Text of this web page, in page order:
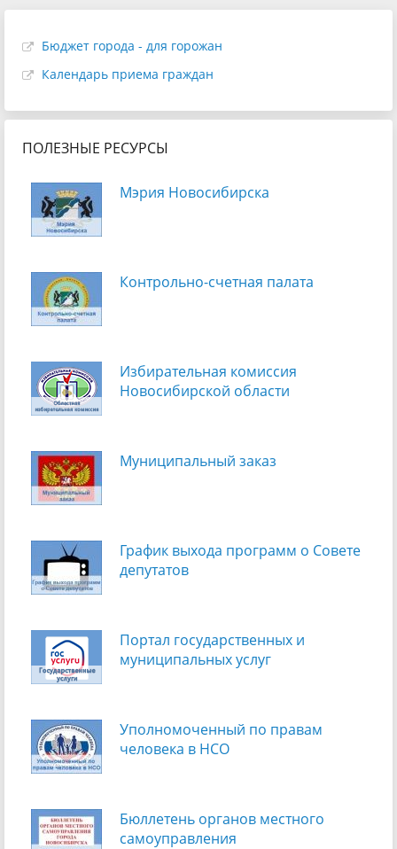
Бюджет города - для горожан
Календарь приема граждан
ПОЛЕЗНЫЕ РЕСУРСЫ
Мэрия Новосибирска
Контрольно-счетная палата
Избирательная комиссия
Новосибирской области
Муниципальный заказ
График выхода программ о Cовете
депутатов
Портал государственных и
муниципальных услуг
Уполномоченный по правам
человека в НСО
Бюллетень органов местного
самоуправления